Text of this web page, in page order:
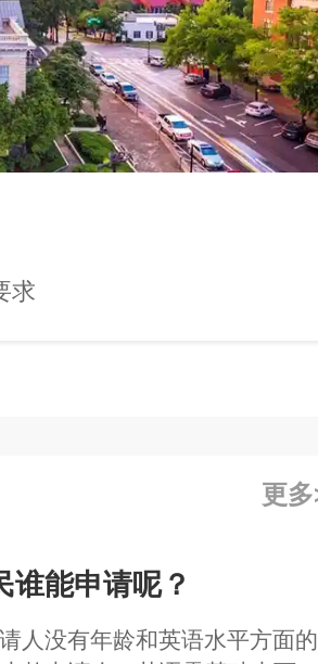
求
更多
谁能申请呢？
人没有年龄和英语水平方面的